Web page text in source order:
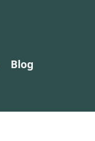
Blog